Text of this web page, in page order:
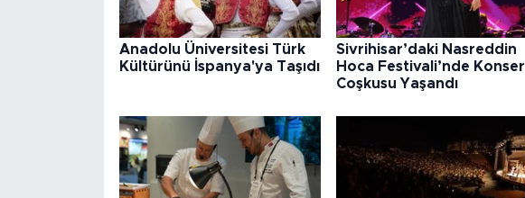
Anadolu Üniversitesi Türk
Kültürünü İspanya'ya Taşıdı
Sivrihisar’daki Nasreddin
Hoca Festivali’nde Konser
Coşkusu Yaşandı